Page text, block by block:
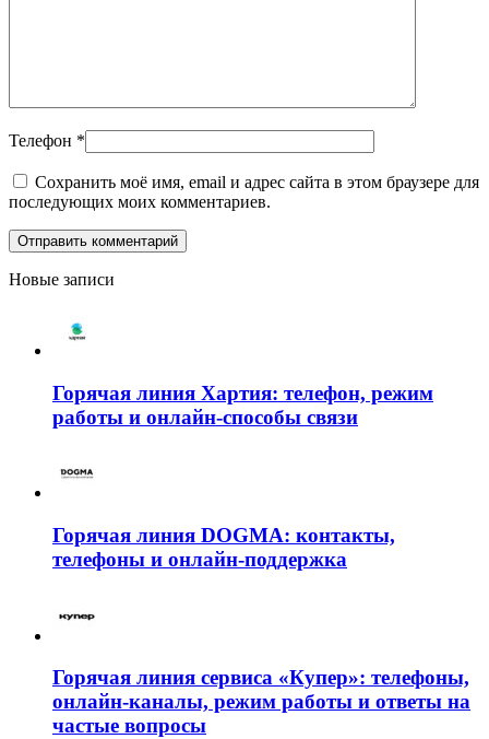
Телефон *
Сохранить моё имя, email и адрес сайта в этом браузере для
последующих моих комментариев.
Новые записи
Горячая линия Хартия: телефон, режим
работы и онлайн-способы связи
Горячая линия DOGMA: контакты,
телефоны и онлайн-поддержка
Горячая линия сервиса «Купер»: телефоны,
онлайн-каналы, режим работы и ответы на
частые вопросы